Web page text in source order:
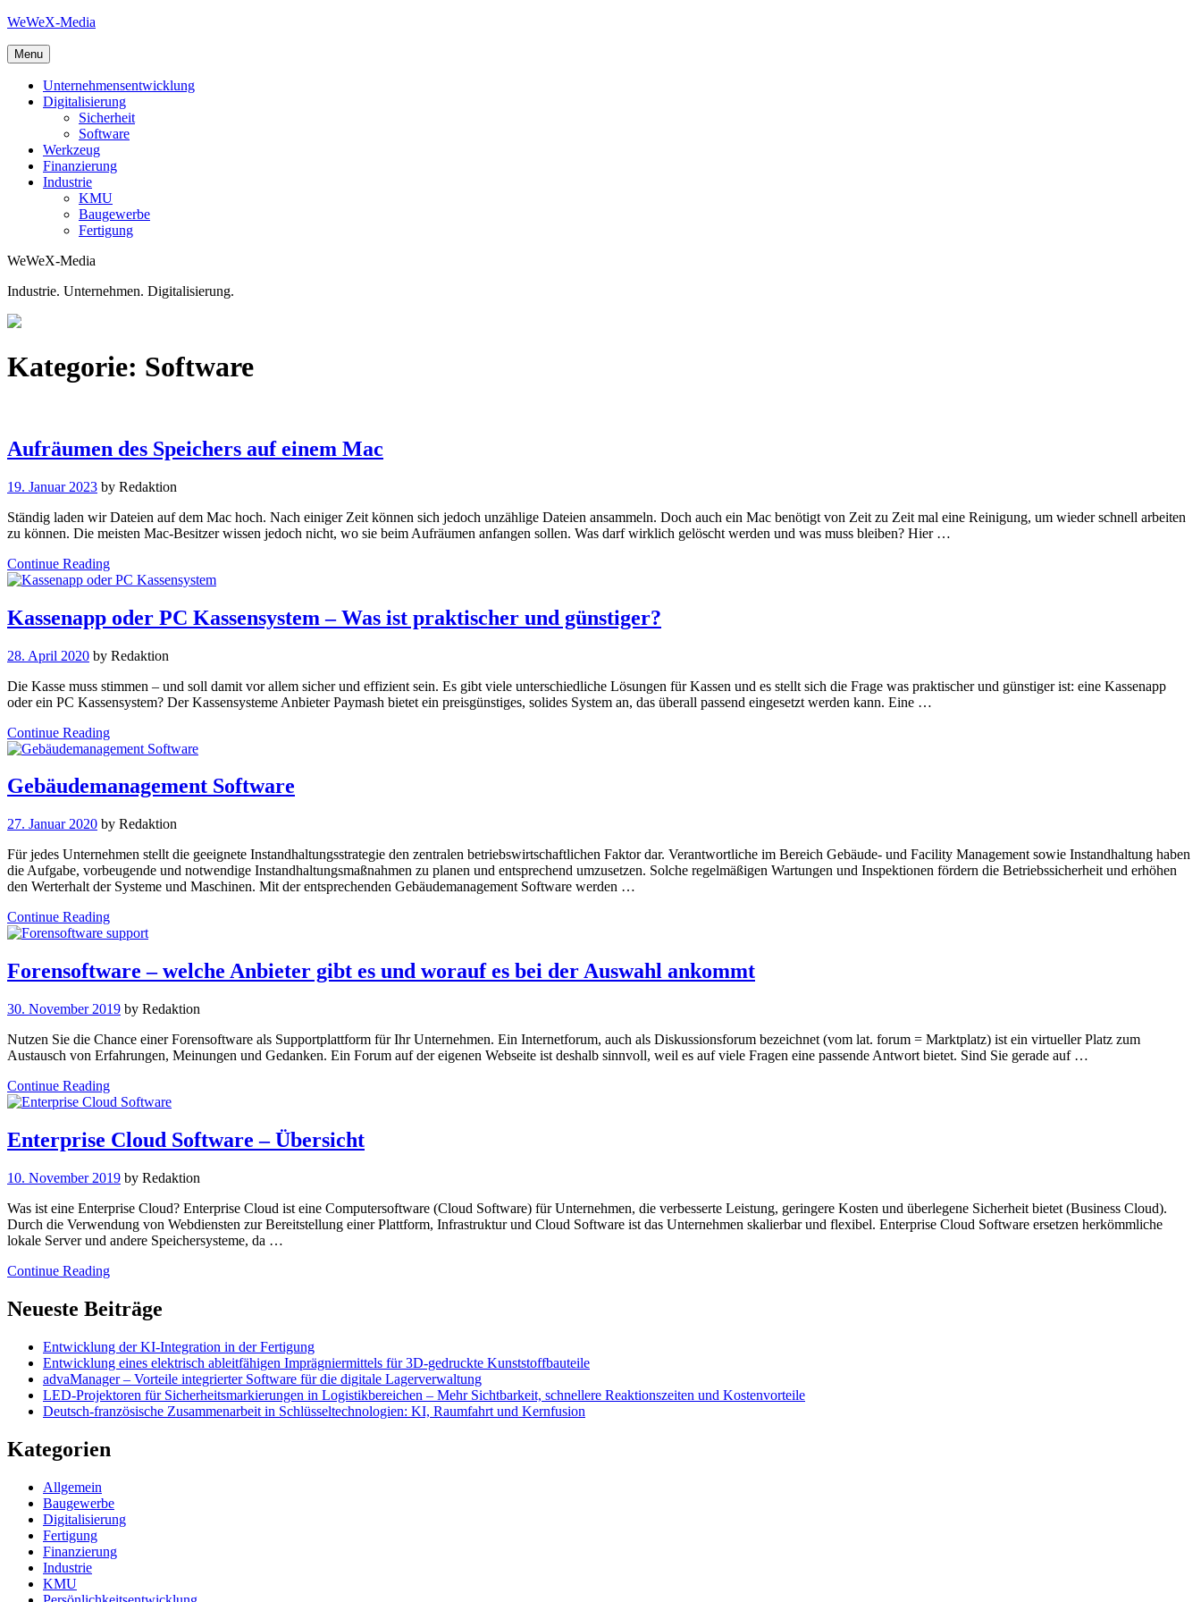
Skip
content
WeWeX-Media
Menu
Unternehmensentwicklung
Digitalisierung
Sicherheit
Software
Werkzeug
Finanzierung
Industrie
KMU
Baugewerbe
Fertigung
WeWeX-Media
Industrie. Unternehmen. Digitalisierung.
Kategorie: Software
Aufräumen des Speichers auf einem Mac
19. Januar 2023 by Redaktion
Ständig laden wir Dateien auf dem Mac hoch. Nach einiger Zeit können sich jedoch unzählige Dateien ansammeln. Doch auch ein Mac benötigt von Zeit zu Zeit mal eine Reinigung, um wieder schnell arbeiten
zu können. Die meisten Mac-Besitzer wissen jedoch nicht, wo sie beim Aufräumen anfangen sollen. Was darf wirklich gelöscht werden und was muss bleiben? Hier …
Continue Reading
Kassenapp oder PC Kassensystem – Was ist praktischer und günstiger?
28. April 2020 by Redaktion
Die Kasse muss stimmen – und soll damit vor allem sicher und effizient sein. Es gibt viele unterschiedliche Lösungen für Kassen und es stellt sich die Frage was praktischer und günstiger ist: eine Kassenapp
oder ein PC Kassensystem? Der Kassensysteme Anbieter Paymash bietet ein preisgünstiges, solides System an, das überall passend eingesetzt werden kann. Eine …
Continue Reading
Gebäudemanagement Software
27. Januar 2020 by Redaktion
Für jedes Unternehmen stellt die geeignete Instandhaltungsstrategie den zentralen betriebswirtschaftlichen Faktor dar. Verantwortliche im Bereich Gebäude- und Facility Management sowie Instandhaltung haben
die Aufgabe, vorbeugende und notwendige Instandhaltungsmaßnahmen zu planen und entsprechend umzusetzen. Solche regelmäßigen Wartungen und Inspektionen fördern die Betriebssicherheit und erhöhen
den Werterhalt der Systeme und Maschinen. Mit der entsprechenden Gebäudemanagement Software werden …
Continue Reading
Forensoftware – welche Anbieter gibt es und worauf es bei der Auswahl ankommt
30. November 2019 by Redaktion
Nutzen Sie die Chance einer Forensoftware als Supportplattform für Ihr Unternehmen. Ein Internetforum, auch als Diskussionsforum bezeichnet (vom lat. forum = Marktplatz) ist ein virtueller Platz zum
Austausch von Erfahrungen, Meinungen und Gedanken. Ein Forum auf der eigenen Webseite ist deshalb sinnvoll, weil es auf viele Fragen eine passende Antwort bietet. Sind Sie gerade auf …
Continue Reading
Enterprise Cloud Software – Übersicht
10. November 2019 by Redaktion
Was ist eine Enterprise Cloud? Enterprise Cloud ist eine Computersoftware (Cloud Software) für Unternehmen, die verbesserte Leistung, geringere Kosten und überlegene Sicherheit bietet (Business Cloud).
Durch die Verwendung von Webdiensten zur Bereitstellung einer Plattform, Infrastruktur und Cloud Software ist das Unternehmen skalierbar und flexibel. Enterprise Cloud Software ersetzen herkömmliche
lokale Server und andere Speichersysteme, da …
Continue Reading
Neueste Beiträge
Entwicklung der KI-Integration in der Fertigung
Entwicklung eines elektrisch ableitfähigen Imprägniermittels für 3D-gedruckte Kunststoffbauteile
advaManager – Vorteile integrierter Software für die digitale Lagerverwaltung
LED-Projektoren für Sicherheitsmarkierungen in Logistikbereichen – Mehr Sichtbarkeit, schnellere Reaktionszeiten und Kostenvorteile
Deutsch-französische Zusammenarbeit in Schlüsseltechnologien: KI, Raumfahrt und Kernfusion
Kategorien
Allgemein
Baugewerbe
Digitalisierung
Fertigung
Finanzierung
Industrie
KMU